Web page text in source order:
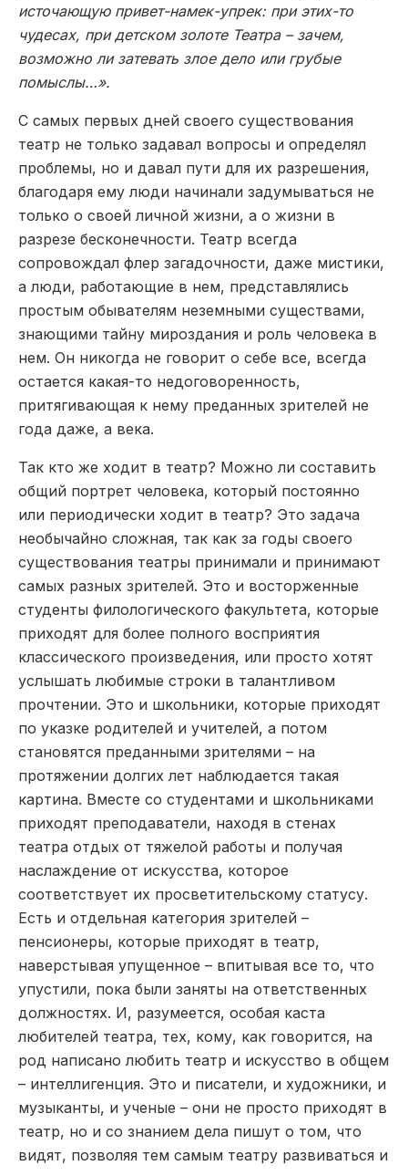
источающую привет-намек-упрек: при этих-то
чудесах, при детском золоте Театра – зачем,
возможно ли затевать злое дело или грубые
помыслы…».
С самых первых дней своего существования
театр не только задавал вопросы и определял
проблемы, но и давал пути для их разрешения,
благодаря ему люди начинали задумываться не
только о своей личной жизни, а о жизни в
разрезе бесконечности. Театр всегда
сопровождал флер загадочности, даже мистики,
а люди, работающие в нем, представлялись
простым обывателям неземными существами,
знающими тайну мироздания и роль человека в
нем. Он никогда не говорит о себе все, всегда
остается какая-то недоговоренность,
притягивающая к нему преданных зрителей не
года даже, а века.
Так кто же ходит в театр? Можно ли составить
общий портрет человека, который постоянно
или периодически ходит в театр? Это задача
необычайно сложная, так как за годы своего
существования театры принимали и принимают
самых разных зрителей. Это и восторженные
студенты филологического факультета, которые
приходят для более полного восприятия
классического произведения, или просто хотят
услышать любимые строки в талантливом
прочтении. Это и школьники, которые приходят
по указке родителей и учителей, а потом
становятся преданными зрителями – на
протяжении долгих лет наблюдается такая
картина. Вместе со студентами и школьниками
приходят преподаватели, находя в стенах
театра отдых от тяжелой работы и получая
наслаждение от искусства, которое
соответствует их просветительскому статусу.
Есть и отдельная категория зрителей –
пенсионеры, которые приходят в театр,
наверстывая упущенное – впитывая все то, что
упустили, пока были заняты на ответственных
должностях. И, разумеется, особая каста
любителей театра, тех, кому, как говорится, на
род написано любить театр и искусство в общем
– интеллигенция. Это и писатели, и художники, и
музыканты, и ученые – они не просто приходят в
театр, но и со знанием дела пишут о том, что
видят, позволяя тем самым театру развиваться и